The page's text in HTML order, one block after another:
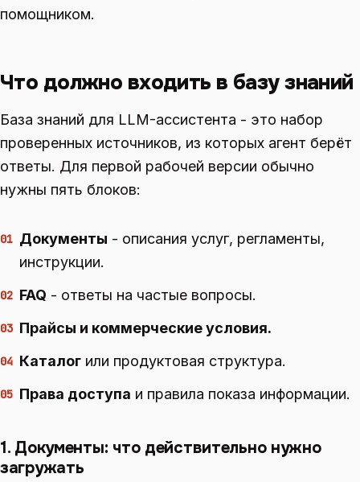
помощником.
Что должно входить в базу знаний
База знаний для LLM-ассистента - это набор
проверенных источников, из которых агент берёт
ответы. Для первой рабочей версии обычно
нужны пять блоков:
01 Документы - описания услуг, регламенты,
инструкции.
02 FAQ - ответы на частые вопросы.
03 Прайсы и коммерческие условия.
04 Каталог или продуктовая структура.
05 Права доступа и правила показа информации.
1. Документы: что действительно нужно
загружать